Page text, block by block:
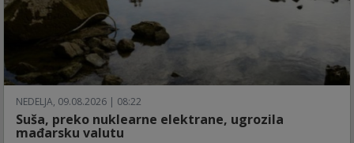
NEDELJA, 09.08.2026 | 08:22
Suša, preko nuklearne elektrane, ugrozila
mađarsku valutu